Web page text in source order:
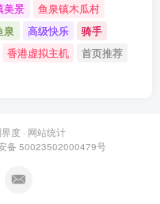
美景
鱼泉镇木瓜村
泉 高级快乐
骑手
香港虚拟主机
首页推荐
度· 网站统计
备 50023502000479号